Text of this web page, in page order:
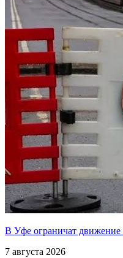
В Уфе ограничат движение
7 августа 2026